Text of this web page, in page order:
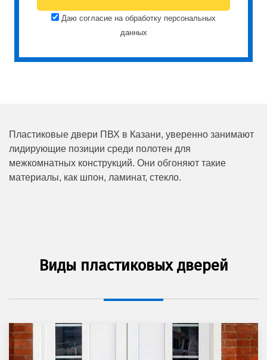
Даю согласие на обработку персональных
данных
Пластиковые двери ПВХ в Казани, уверенно занимают
лидирующие позиции среди полотен для
межкомнатных конструкций. Они обгоняют такие
материалы, как шпон, ламинат, стекло.
Виды пластиковых дверей